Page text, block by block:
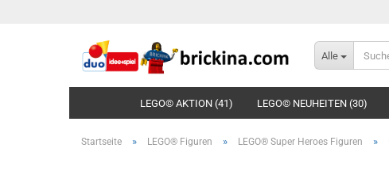
Alle
LEGO© AKTION (41) LEGO© NEUHEITEN (30)
Startseite » LEGO® Figuren » LEGO® Super Heroes Figuren »